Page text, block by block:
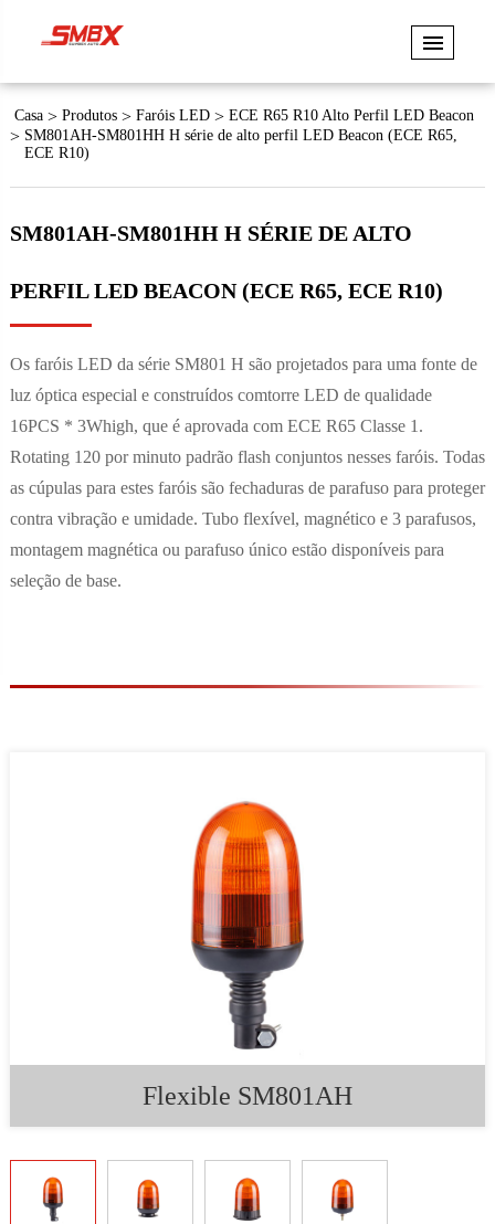
Casa Produtos Faróis LED
ECE R65 R10 Alto Perfil LED Beacon
SM801AH-SM801HH H série de alto perfil LED Beacon (ECE R65,
ECE R10)
SM801AH-SM801HH H SÉRIE DE ALTO
PERFIL LED BEACON (ECE R65, ECE R10)
Os faróis LED da série SM801 H são projetados para uma fonte de
luz óptica especial e construídos comtorre LED de qualidade
16PCS * 3Whigh, que é aprovada com ECE R65 Classe 1.
Rotating 120 por minuto padrão flash conjuntos nesses faróis. Todas
as cúpulas para estes faróis são fechaduras de parafuso para proteger
contra vibração e umidade. Tubo flexível, magnético e 3 parafusos,
montagem magnética ou parafuso único estão disponíveis para
seleção de base.
Flexible SM801AH